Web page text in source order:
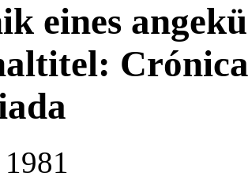
eines